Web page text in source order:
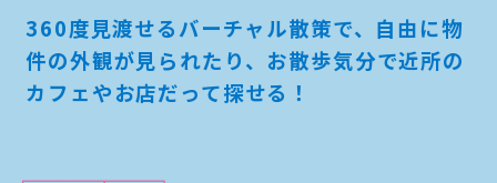
360度見渡せるバーチャル散策で、自由に物
件の外観が見られたり、お散歩気分で近所の
カフェやお店だって探せる！